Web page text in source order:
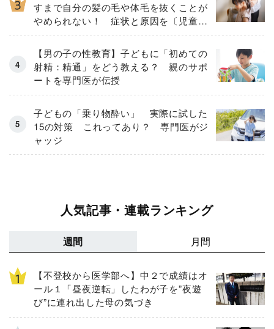
すまで自分の髪の毛や体毛を抜くことが
やめられない！ 症状と原因を〔児童精
神科医が解説〕
【男の子の性教育】子どもに「初めての
射精：精通」をどう教える？ 親のサポ
ートを専門医が伝授
子どもの「乗り物酔い」 実際に試した
15の対策 これってあり？ 専門医がジ
ャッジ
人気記事・連載ランキング
週間 月間
【不登校から医学部へ】中２で成績はオ
ール１「昼夜逆転」したわが子を”夜遊
び”に連れ出した母の気づき